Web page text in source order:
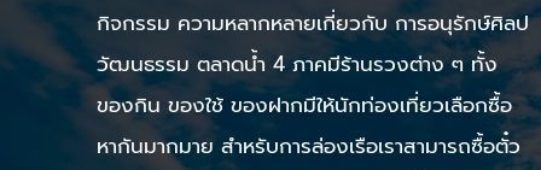
กิจกรรม ความหลากหลายเกี่ยวกับ การอนุรักษ์ศิลป
วัฒนธรรม ตลาดน้ำ 4 ภาคมีร้านรวงต่าง ๆ ทั้ง
ของกิน ของใช้ ของฝากมีให้นักท่องเที่ยวเลือกซื้อ
หากันมากมาย สำหรับการล่องเรือเราสามารถซื้อตั๋ว